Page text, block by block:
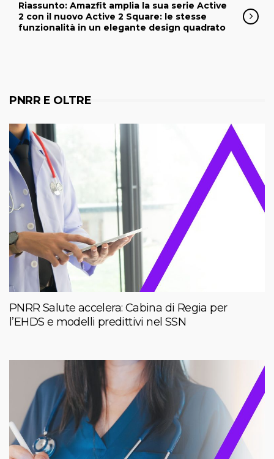
Riassunto: Amazfit amplia la sua serie Active
2 con il nuovo Active 2 Square: le stesse
funzionalità in un elegante design quadrato
PNRR E OLTRE
PNRR Salute accelera: Cabina di Regia per
l’EHDS e modelli predittivi nel SSN